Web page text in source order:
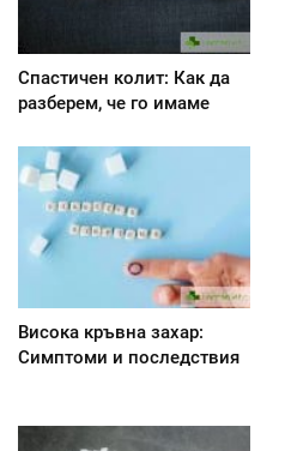
Спастичен колит: Как да
разберем, че го имаме
Висока кръвна захар:
Симптоми и последствия